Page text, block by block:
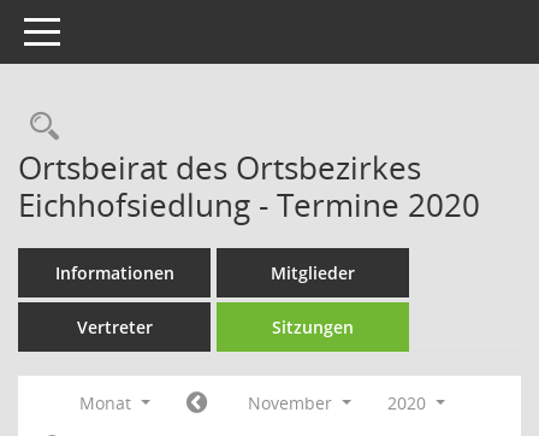
Toggle navigation
Rechercheauswahl
Ortsbeirat des Ortsbezirkes
Eichhofsiedlung - Termine 2020
Informationen Mitglieder
Vertreter Sitzungen
Monat November
2020